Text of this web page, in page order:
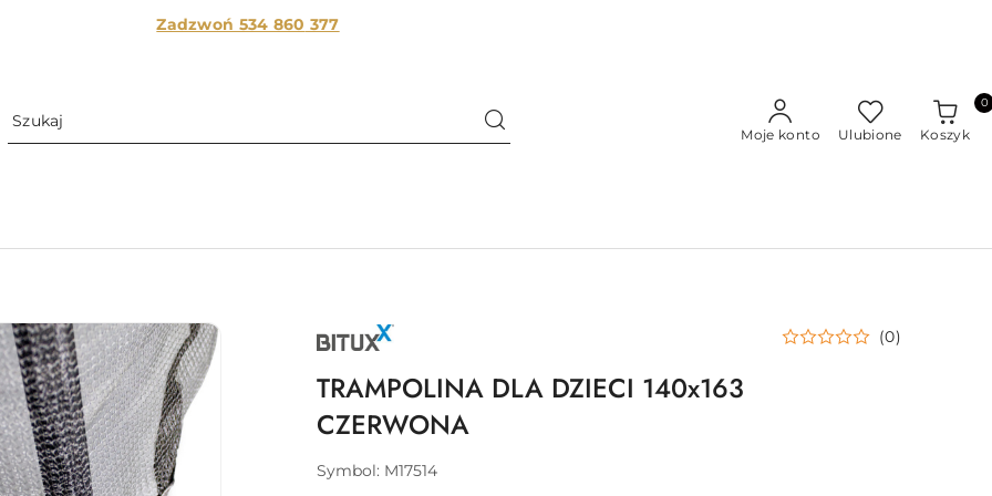
Zadzwoń 534 860 377
Moje konto Ulubione Koszyk
0
NAZWA
PRODUCENTA: (0)
TRAMPOLINA DLA DZIECI 140x163
CZERWONA
Symbol: M17514